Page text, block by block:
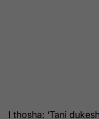
I thosha: ‘Tani